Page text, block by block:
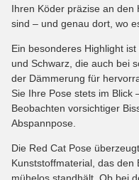
Ihren Köder präzise an den
sind – und genau dort, wo
Ein besonderes Highlight
und Schwarz, die auch bei
der Dämmerung für
Sie Ihre Pose stets im Blick
Beobachten vorsichtiger
Abspannpose.
Die Red Cat Pose
Kunststoffmaterial, das den
mühelos standhält. Ob bei